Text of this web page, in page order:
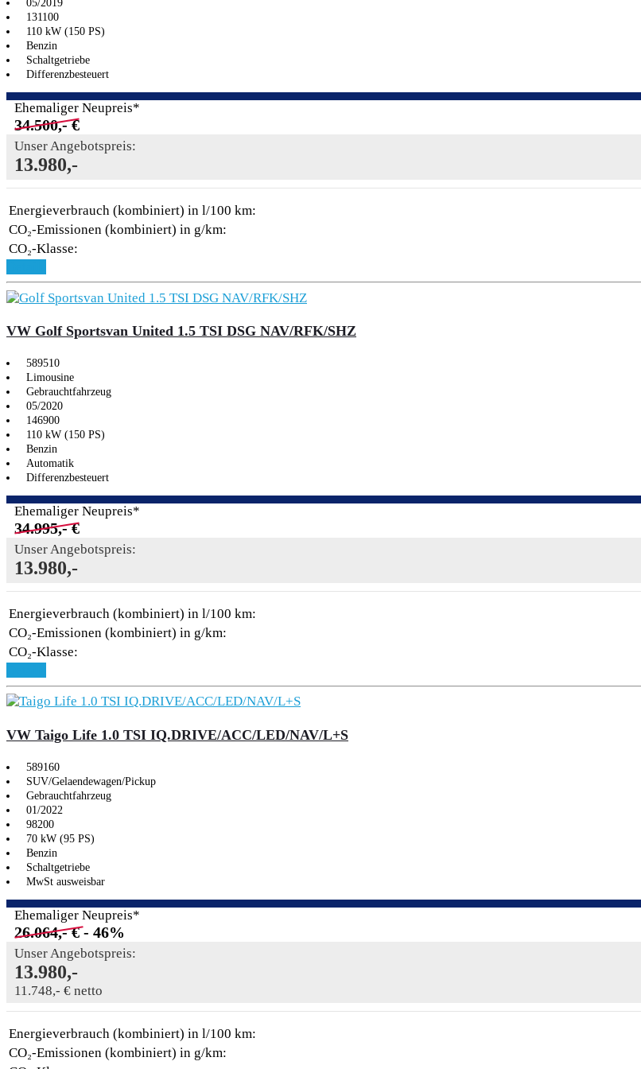
05/2019
131100
110 kW (150 PS)
Benzin
Schaltgetriebe
Differenzbesteuert
Ehemaliger Neupreis*
34.500,- €
Unser Angebotspreis:
13.980,-
Energieverbrauch (kombiniert) in l/100 km:
CO₂-Emissionen (kombiniert) in g/km:
CO₂-Klasse:
VW Golf Sportsvan United 1.5 TSI DSG NAV/RFK/SHZ
589510
Limousine
Gebrauchtfahrzeug
05/2020
146900
110 kW (150 PS)
Benzin
Automatik
Differenzbesteuert
Ehemaliger Neupreis*
34.995,- €
Unser Angebotspreis:
13.980,-
Energieverbrauch (kombiniert) in l/100 km:
CO₂-Emissionen (kombiniert) in g/km:
CO₂-Klasse:
VW Taigo Life 1.0 TSI IQ.DRIVE/ACC/LED/NAV/L+S
589160
SUV/Gelaendewagen/Pickup
Gebrauchtfahrzeug
01/2022
98200
70 kW (95 PS)
Benzin
Schaltgetriebe
MwSt ausweisbar
Ehemaliger Neupreis*
26.064,- € - 46%
Unser Angebotspreis:
13.980,-
11.748,- € netto
Energieverbrauch (kombiniert) in l/100 km:
CO₂-Emissionen (kombiniert) in g/km: